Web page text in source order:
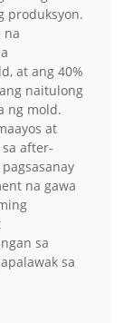
produksyon.
na
at ang 40%
naitulong
ng mold.
at
after-
na gawa
sa
sa